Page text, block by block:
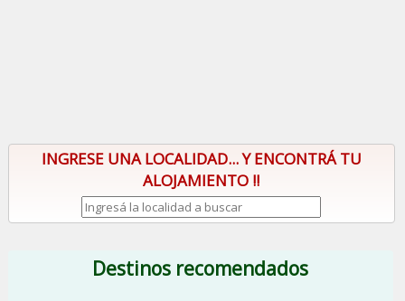
INGRESE UNA LOCALIDAD... Y ENCONTRÁ TU
ALOJAMIENTO !!
Destinos recomendados